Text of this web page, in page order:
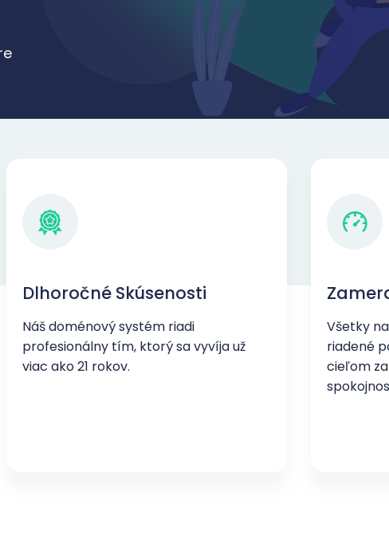
Dlhoročné Skúsenosti
Náš doménový systém riadi
profesionálny tím, ktorý sa vyvíja už
viac ako 21 rokov.
Všetky
riadené
cieľom